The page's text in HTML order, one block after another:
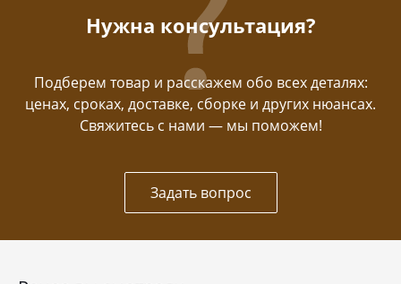
Нужна консультация?
Подберем товар и расскажем обо всех деталях:
ценах, сроках, доставке, сборке и других нюансах.
Свяжитесь с нами — мы поможем!
Задать вопрос